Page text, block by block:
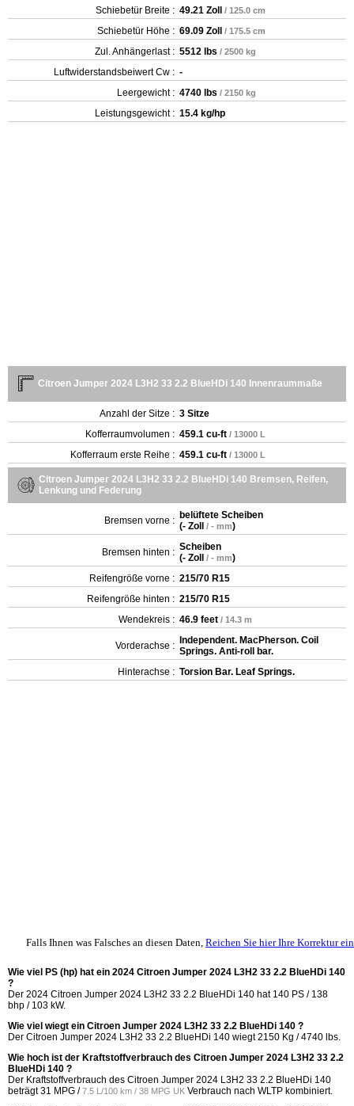
Schiebetür Breite : 49.21 Zoll / 125.0 cm
Schiebetür Höhe : 69.09 Zoll / 175.5 cm
Zul. Anhängerlast : 5512 lbs / 2500 kg
Luftwiderstandsbeiwert Cw : -
Leergewicht‎ : 4740 lbs / 2150 kg
Leistungsgewicht : 15.4 kg/hp
Citroen Jumper 2024 L3H2 33 2.2 BlueHDi 140 Innenraummaße
Anzahl der Sitze : 3 Sitze
Kofferraumvolumen : 459.1 cu-ft / 13000 L
Kofferraum erste Reihe : 459.1 cu-ft / 13000 L
Citroen Jumper 2024 L3H2 33 2.2 BlueHDi 140 Bremsen, Reifen,
Lenkung und Federung
Bremsen vorne : belüftete Scheiben
(- Zoll / - mm)
Bremsen hinten : Scheiben
(- Zoll / - mm)
Reifengröße vorne : 215/70 R15
Reifengröße hinten : 215/70 R15
Wendekreis : 46.9 feet / 14.3 m
Vorderachse : Independent. MacPherson. Coil
Springs. Anti-roll bar.
Hinterachse : Torsion Bar. Leaf Springs.
Falls Ihnen was Falsches an diesen Daten, Reichen Sie hier Ihre Korrektur ein
Wie viel PS (hp) hat ein 2024 Citroen Jumper 2024 L3H2 33 2.2 BlueHDi 140
?
Der 2024 Citroen Jumper 2024 L3H2 33 2.2 BlueHDi 140 hat 140 PS / 138
bhp / 103 kW.
Wie viel wiegt ein Citroen Jumper 2024 L3H2 33 2.2 BlueHDi 140 ?
Der Citroen Jumper 2024 L3H2 33 2.2 BlueHDi 140 wiegt 2150 Kg / 4740 lbs.
Wie hoch ist der Kraftstoffverbrauch des Citroen Jumper 2024 L3H2 33 2.2
BlueHDi 140 ?
Der Kraftstoffverbrauch des Citroen Jumper 2024 L3H2 33 2.2 BlueHDi 140
beträgt31 MPG /7.5 L/100 km / 38 MPG UK Verbrauch nach WLTP kombiniert.